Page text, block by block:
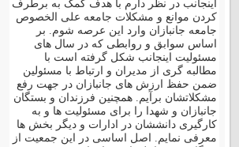
اینجانب در نظر دارم با هدف کمک به برطرف
کردن موانع و مشکلات جامعه علی الخصوص
جامعه جانبازان وارد این عرصه شوم. بر
اساس سوابق و روابطی که در سال های
مسئولیت اینجانب شکل گرفته است با
مطالبه گری از مدیران و ارتباط با مسئولین
ضمن حفظ ارزش های جانبازان در جهت رفع
مشکلاتشان برآیم. همچنین فرزندان و بستگان
جانبازان و شهدا را برای مسئولیت ها و به
کارگیری دانششان در ادارات و دیگر بخش ها
معرفی نمایم. اصل اساسی در این جمعیت از